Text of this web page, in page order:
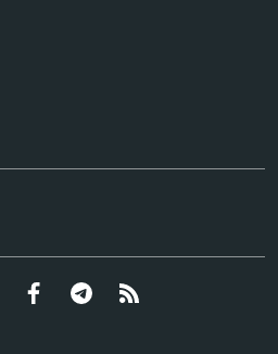
Facebook Telegram